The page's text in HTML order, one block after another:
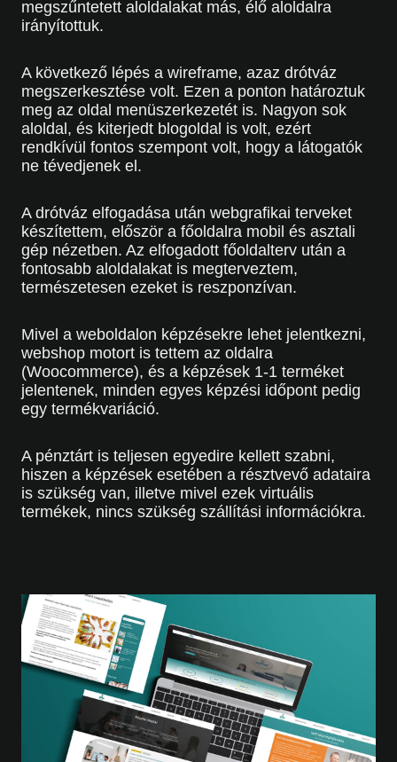
megszűntetett aloldalakat más, élő aloldalra
irányítottuk.
A következő lépés a wireframe, azaz drótváz
megszerkesztése volt. Ezen a ponton határoztuk
meg az oldal menüszerkezetét is. Nagyon sok
aloldal, és kiterjedt blogoldal is volt, ezért
rendkívül fontos szempont volt, hogy a látogatók
ne tévedjenek el.
A drótváz elfogadása után webgrafikai terveket
készítettem, először a főoldalra mobil és asztali
gép nézetben. Az elfogadott főoldalterv után a
fontosabb aloldalakat is megterveztem,
természetesen ezeket is reszponzívan.
Mivel a weboldalon képzésekre lehet jelentkezni,
webshop motort is tettem az oldalra
(Woocommerce), és a képzések 1-1 terméket
jelentenek, minden egyes képzési időpont pedig
egy termékvariáció.
A pénztárt is teljesen egyedire kellett szabni,
hiszen a képzések esetében a résztvevő adataira
is szükség van, illetve mivel ezek virtuális
termékek, nincs szükség szállítási információkra.